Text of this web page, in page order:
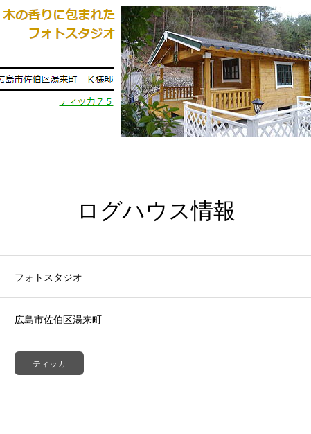
ログハウス情報
フォトスタジオ
広島市佐伯区湯来町
ティッカ